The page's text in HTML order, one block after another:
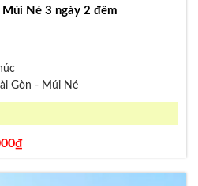
Múi Né 3 ngày 2 đêm
Gòn - Múi Né
₫Giá
hiện
tại
là: